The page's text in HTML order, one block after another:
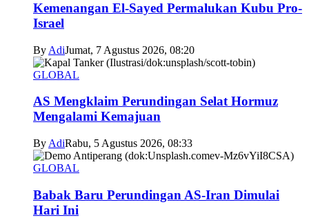
Kemenangan El-Sayed Permalukan Kubu Pro-
Israel
By AdiJumat, 7 Agustus 2026, 08:20
GLOBAL
AS Mengklaim Perundingan Selat Hormuz
Mengalami Kemajuan
By AdiRabu, 5 Agustus 2026, 08:33
GLOBAL
Babak Baru Perundingan AS-Iran Dimulai
Hari Ini